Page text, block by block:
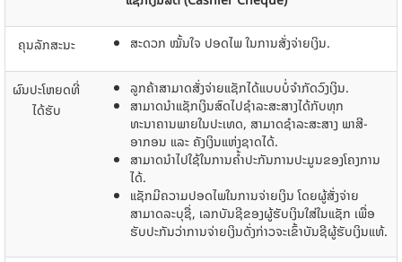
ຄຸນລັກສະນະ ສະດວກ​ ໝັ້ນ​ໃຈ ປ​ອດ​ໄພ ​ໃນ​ການ​ສັ່ງ​ຈ່າຍ​ເງິນ.
ຜົນ​ປະ​ໂຫຍ​ດທີ່​
ໄດ້​ຮັບ
ລູກ​ຄ້າ​ສາມາດ​ສັ່ງ​ຈ່າຍ​ແຊັກ​ໄດ້​​ແບບ​ບໍ່​ຈຳກັດ​ວົງ​ເງິນ.
ສາມາດ​ນໍາ​​ແຊັກ​​ເງິນສົດ​ໄປ​ຊໍາລະ​ສະ​ສາງ​​ໄດ້​ກັບ​ທຸກ​
ທະນາຄານພາຍໃນປະເທດ, ສາມາດ​ຊໍາລະ​ສະ​ສາງ​ ພາສີ-
ອາກອນ​ ​ແລະ ຄັງ​ເງິນ​ແຫ່ງ​ຊາດ​ໄດ້.
ສາມາດ​ນໍາ​​ໄປ​ໃຊ້​ໃນ​ການ​ຄ້ຳປະກັນ​ການ​ປະມູນຂອງ​ໂຄງການ​
ໄດ້.
​ແຊັກ​​​ມີຄວາມ​ປອດ​ໄພ​ໃນ​ການ​ຈ່າຍ​ເງິນ ​​​ໂດຍ​ຜູ້​ສັ່ງ​ຈ່າຍ​
ສາມາດ​ລະບຸ​ຊື່, ​ເລກບັນຊີຂ​ອງຜູ້​ຮັບ​ເງິນ​ໃສ່​ໃນ​ແຊັກ ​ເພື່ອ​
ຮັບປະກັນ​ວ່າການ​ຈ່າຍ​ເງິນ​ດັ່ງກ່າວ​ຈະ​ເຂົ້າ​ບັນຊີ​ຜູ້​ຮັບ​ເງິນ​ແທ້.